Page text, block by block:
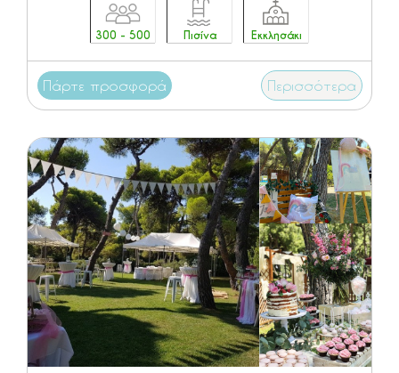
300 - 500 Πισίνα Εκκλησάκι
Πάρτε προσφορά Περισσότερα